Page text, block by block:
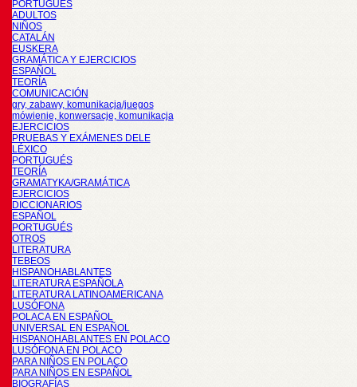
PORTUGUÉS
ADULTOS
NIÑOS
CATALÁN
EUSKERA
GRAMÁTICA Y EJERCICIOS
ESPAÑOL
TEORÍA
COMUNICACIÓN
gry, zabawy, komunikacja/juegos
mówienie, konwersacje, komunikacja
EJERCICIOS
PRUEBAS Y EXÁMENES DELE
LÉXICO
PORTUGUÉS
TEORÍA
GRAMATYKA/GRAMÁTICA
EJERCICIOS
DICCIONARIOS
ESPAÑOL
PORTUGUÉS
OTROS
LITERATURA
TEBEOS
HISPANOHABLANTES
LITERATURA ESPAÑOLA
LITERATURA LATINOAMERICANA
LUSÓFONA
POLACA EN ESPAÑOL
UNIVERSAL EN ESPAÑOL
HISPANOHABLANTES EN POLACO
LUSÓFONA EN POLACO
PARA NIÑOS EN POLACO
PARA NIÑOS EN ESPAÑOL
BIOGRAFÍAS